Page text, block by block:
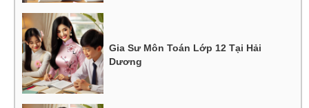
Gia Sư Môn Toán Lớp 12 Tại Hải
Dương